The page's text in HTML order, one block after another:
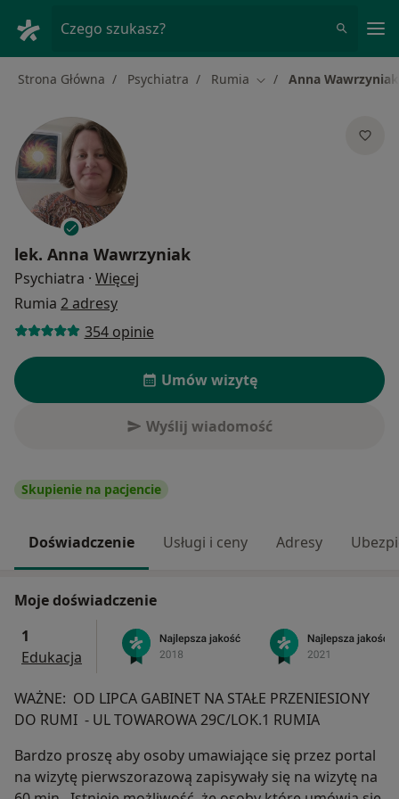
Czego szukasz?
Strona Główna Psychiatra Rumia Zmień miasto
Anna Wawrzyniak
lek. Anna Wawrzyniak
Psychiatra · Więcej
Rumia 2 adresy
354 opinie
Umów wizytę
Wyślij wiadomość
Skupienie na pacjencie
Doświadczenie Usługi i ceny Adresy
Moje doświadczenie
1
Edukacja
WAŻNE: OD LIPCA GABINET NA STAŁE PRZENIESIONY
DO RUMI - UL TOWAROWA 29C/LOK.1 RUMIA
Bardzo proszę aby osoby umawiające się przez portal
na wizytę pierwszorazową zapisywały się na wizytę na